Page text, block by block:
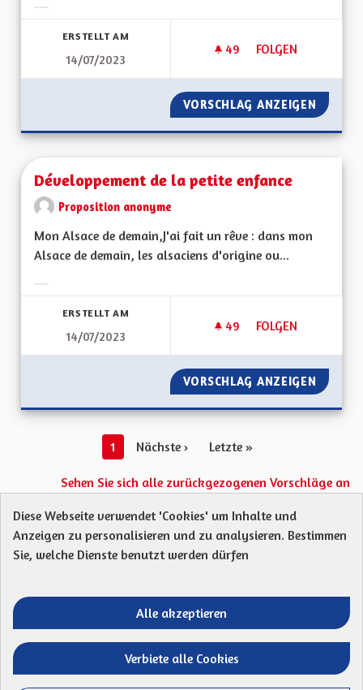
ERSTELLT AM
14/07/2023
49 49 FOLLOWER
FOLGEN
UN MODÈLE
VORSCHLAG ANZEIGEN UN
Développement de la petite enfance
Proposition anonyme
Mon Alsace de demain,J'ai fait un rêve : dans mon
Alsace de demain, les alsaciens d'origine ou...
ERSTELLT AM
14/07/2023
49 49 FOLLOWER
FOLGEN
DÉVELOPPEMENT
VORSCHLAG ANZEIGEN
1 Nächste › Letzte »
Sehen Sie sich alle zurückgezogenen Vorschläge an
Protection des Données
Charte de contribution
Mentions légales
Was sind Gremien?
Standardtitel für initiatives
Open Data Dateien herunterladen
Entre vos mains - Collectivité
Entre vos mains - Collectivité
Entre vos mains - Collectivité
Entre vos mains -
Diese Webseite verwendet 'Cookies' um Inhalte und
Anzeigen zu personalisieren und zu analysieren. Bestimmen
Sie, welche Dienste benutzt werden dürfen
Alle akzeptieren
Verbiete alle Cookies